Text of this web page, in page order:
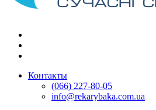
Контакты
(066) 227-80-05
info@rekarybaka.com.ua